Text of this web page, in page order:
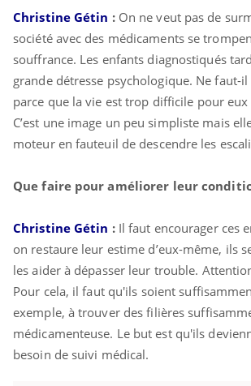
Christine Gétin : On ne veut pas de
société avec des médicaments se
souffrance. Les enfants diagnostiqués
grande détresse psychologique. Ne faut-
parce que la vie est trop difficile pour eux
C’est une image un peu simpliste mais
moteur en fauteuil de descendre les
Que faire pour améliorer leur
Christine Gétin : Il faut encourager ces
on restaure leur estime d’eux-même, ils
les aider à dépasser leur trouble.
Pour cela, il faut qu'ils soient
exemple, à trouver des filières
médicamenteuse. Le but est qu'ils
besoin de suivi médical.